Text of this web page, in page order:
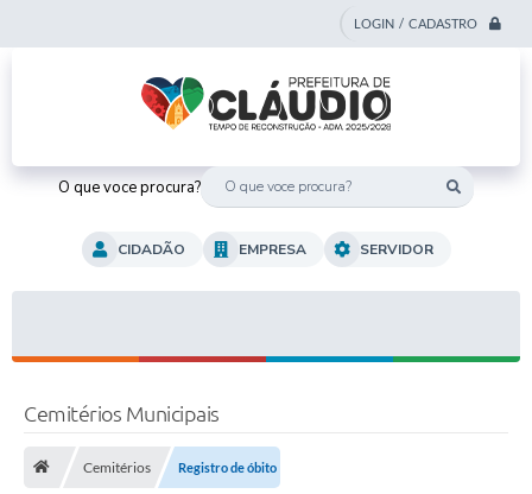
LOGIN / CADASTRO
O que voce procura?
CIDADÃO EMPRESA SERVIDOR
Cemitérios Municipais
Cemitérios Registro de óbito